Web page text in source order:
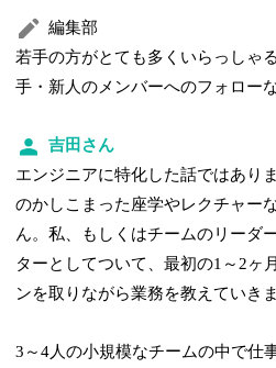
編集部
若手の方がとても多くいらっしゃ
手・新人のメンバーへのフォロー
吉田さん
エンジニアに特化した話ではあり
のかしこまった座学やレクチャー
ん。私、もしくはチームのリーダ
ターとしてついて、最初の1～2ヶ
ンを取りながら業務を教えていきま
3～4人の小規模なチームの中で仕